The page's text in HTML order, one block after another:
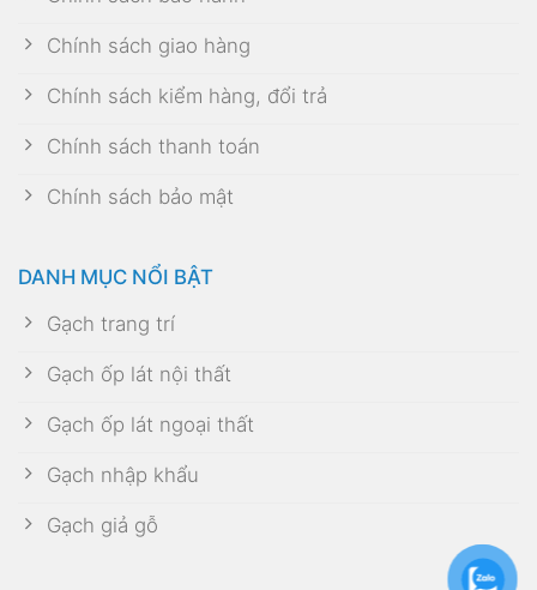
Chính sách giao hàng
Chính sách kiểm hàng, đổi trả
Chính sách thanh toán
Chính sách bảo mật
DANH MỤC NỔI BẬT
Gạch trang trí
Gạch ốp lát nội thất
Gạch ốp lát ngoại thất
Gạch nhập khẩu
Gạch giả gỗ